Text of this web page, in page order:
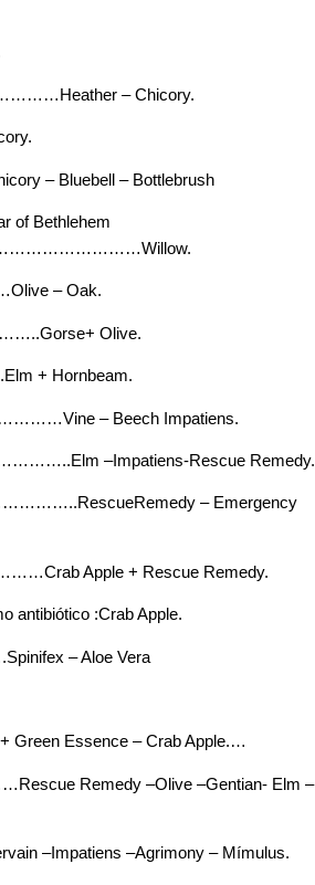
– Chicory.
– Bluebell – Bottlebrush
of Bethlehem
– Oak.
Olive.
+ Hornbeam.
– Beech Impatiens.
–Impatiens-Rescue Remedy.
– Emergency
Apple + Rescue Remedy.
:Crab Apple.
– Aloe Vera
Essence – Crab Apple.…
Remedy –Olive –Gentian- Elm –
–Agrimony – Mímulus.